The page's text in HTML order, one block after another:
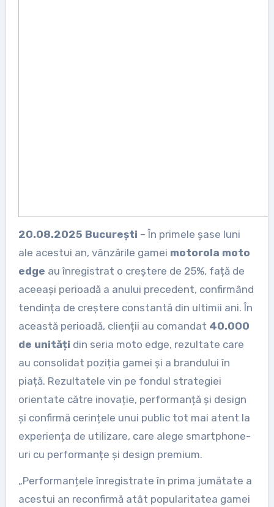
20.08.2025 București – În primele șase luni
ale acestui an, vânzările gamei motorola moto
edge au înregistrat o creștere de 25%, față de
aceeași perioadă a anului precedent, confirmând
tendința de creștere constantă din ultimii ani. În
această perioadă, clienții au comandat 40.000
de unități din seria moto edge, rezultate care
au consolidat poziția gamei și a brandului în
piață. Rezultatele vin pe fondul strategiei
orientate către inovație, performanță și design
și confirmă cerințele unui public tot mai atent la
experiența de utilizare, care alege smartphone-
uri cu performanțe și design premium.
„Performanțele înregistrate în prima jumătate a
acestui an reconfirmă atât popularitatea gamei